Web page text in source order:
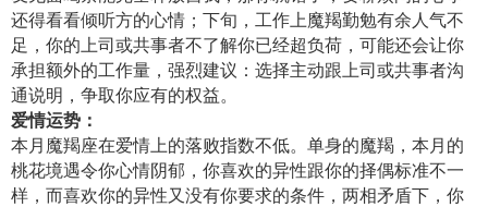
还得看看倾听方的心情；下旬，工作上魔羯勤勉有余人气不
足，你的上司或共事者不了解你已经超负荷，可能还会让你
承担额外的工作量，强烈建议：选择主动跟上司或共事者沟
通说明，争取你应有的权益。
爱情运势：
本月魔羯座在爱情上的落败指数不低。单身的魔羯，本月的
桃花境遇令你心情阴郁，你喜欢的异性跟你的择偶标准不一
样，而喜欢你的异性又没有你要求的条件，两相矛盾下，你